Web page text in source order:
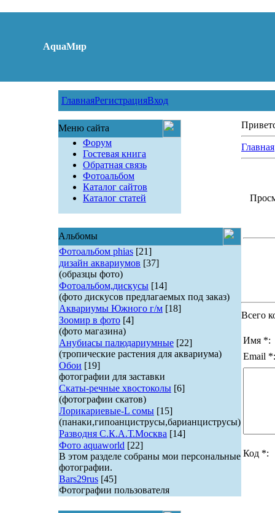
AquaМир
ГлавнаяРегистрацияВход
Меню сайта
Форум
Гостевая книга
Обратная связь
Фотоальбом
Каталог сайтов
Каталог статей
Альбомы
Фотоальбом phias [21]
дизайн аквариумов [37]
(образцы фото)
Фотоальбом,дискусы [14]
(фото дискусов предлагаемых под заказ)
Аквариумы Южного г/м [18]
Зоомир в фото [4]
(фото магазина)
Анубиасы палюдариумные [22]
(тропические растения для аквариума)
Обои [19]
фотографии для заставки
Скаты-речные хвостоколы [6]
(фотографии скатов)
Лорикариевые-L сомы [15]
(панаки,гипоанциструсы,барианциструсы)
Разводня С.К.А.Т.Москва [14]
Фото aquaworld [22]
В этом разделе собраны мои персональные
фотографии.
Bars29rus [45]
Фотографии пользователя
Главная
Всего
Имя *:
Email *:
Код *: